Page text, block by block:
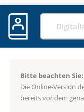
Bitte beachten Sie:
Die Online-Version
bereits vor dem